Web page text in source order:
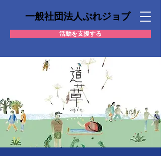
活動を支援する
一般社団法人ぷれジョブ